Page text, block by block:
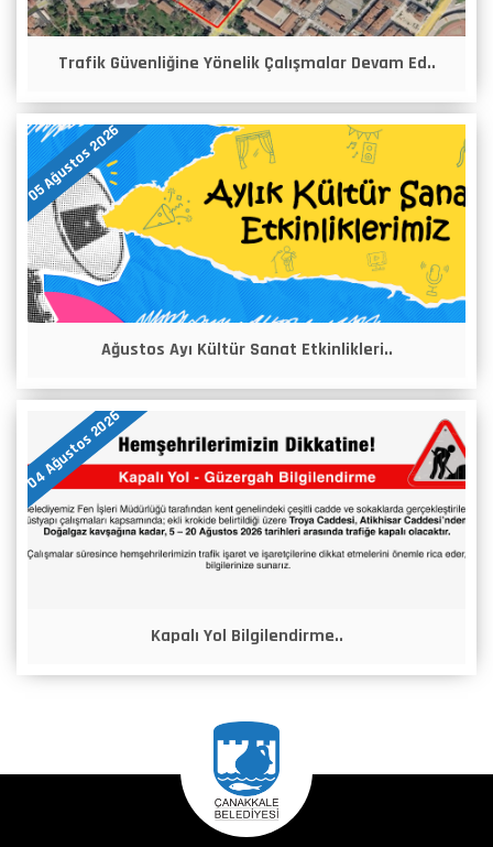
Trafik Güvenliğine Yönelik Çalışmalar Devam Ed..
05 Ağustos 2026
Ağustos Ayı Kültür Sanat Etkinlikleri..
04 Ağustos 2026
Kapalı Yol Bilgilendirme..